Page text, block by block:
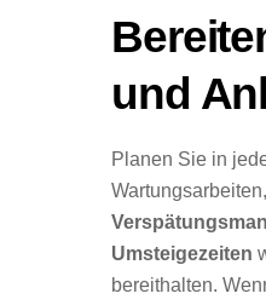
und
Planen Sie in
Umsteigezeiten
bereithalten.